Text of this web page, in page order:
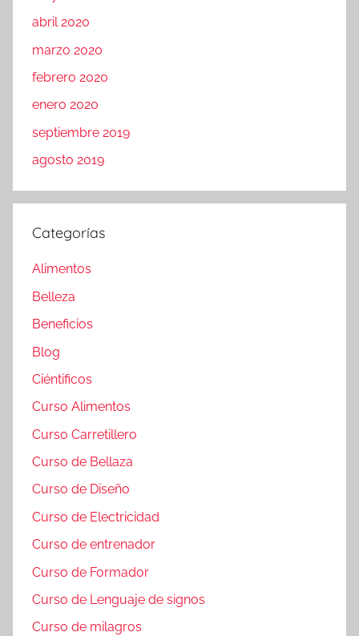
abril 2020
marzo 2020
febrero 2020
enero 2020
septiembre 2019
agosto 2019
Categorías
Alimentos
Belleza
Beneficios
Blog
Ciéntificos
Curso Alimentos
Curso Carretillero
Curso de Bellaza
Curso de Diseño
Curso de Electricidad
Curso de entrenador
Curso de Formador
Curso de Lenguaje de signos
Curso de milagros